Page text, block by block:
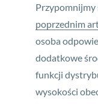
Przypomnijmy
poprzednim
osoba
dodatkowe
funkcji
wysokości